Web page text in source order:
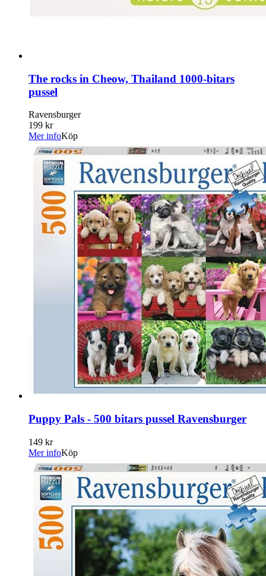
The rocks in Cheow, Thailand 1000-bitars
pussel
Ravensburger
199 kr
Mer infoKöp
Puppy Pals - 500 bitars pussel Ravensburger
149 kr
Mer infoKöp